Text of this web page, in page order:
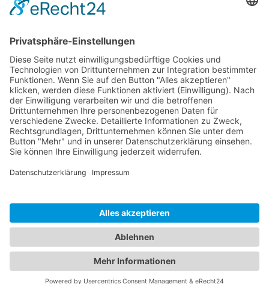
Tel. 06135 704 157-0
Fax 06135 704 157-1
E-Mail: schreiben
Datenschutz
Cookie-Einstellungen
login